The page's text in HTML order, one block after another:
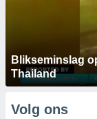
Blikseminslag
Thailand
Volg ons